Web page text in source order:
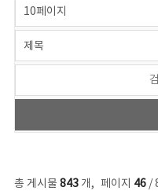
총 게시물 843개, 페이지 46/